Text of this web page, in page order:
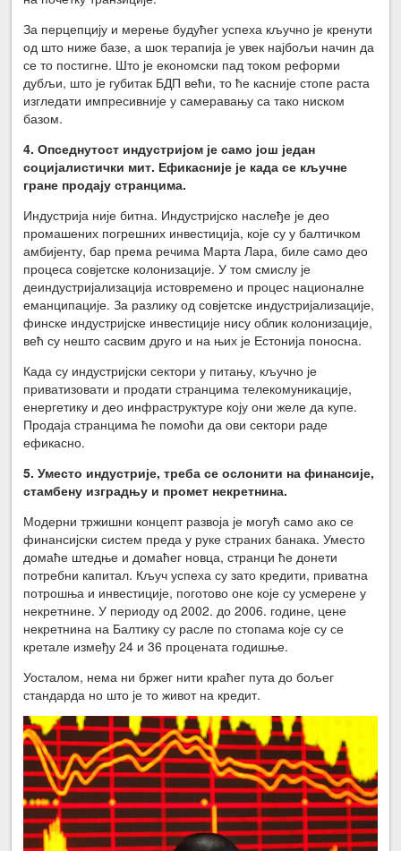
За перцепцију и мерење будућег успеха кључно је кренути
од што ниже базе, а шок терапија је увек најбољи начин да
се то постигне. Што је економски пад током реформи
дубљи, што је губитак БДП већи, то ће касније стопе раста
изгледати импресивније у самеравању са тако ниском
базом.
4. Опседнутост индустријом је само још један
социјалистички мит. Ефикасније је када се кључне
гране продају странцима.
Индустрија није битна. Индустријско наслеђе је део
промашених погрешних инвестиција, које су у балтичком
амбијенту, бар према речима Марта Лара, биле само део
процеса совјетске колонизације. У том смислу је
деиндустријализација истовремено и процес националне
еманципације. За разлику од совјетске индустријализације,
финске индустријске инвестиције нису облик колонизације,
већ су нешто сасвим друго и на њих је Естонија поносна.
Када су индустријски сектори у питању, кључно је
приватизовати и продати странцима телекомуникације,
енергетику и део инфраструктуре коју они желе да купе.
Продаја странцима ће помоћи да ови сектори раде
ефикасно.
5. Уместо индустрије, треба се ослонити на финансије,
стамбену изградњу и промет некретнина.
Модерни тржишни концепт развоја је могућ само ако се
финансијски систем преда у руке страних банака. Уместо
домаће штедње и домаћег новца, странци ће донети
потребни капитал. Кључ успеха су зато кредити, приватна
потрошња и инвестиције, поготово оне које су усмерене у
некретнине. У периоду од 2002. до 2006. године, цене
некретнина на Балтику су расле по стопама које су се
кретале између 24 и 36 процената годишње.
Уосталом, нема ни бржег нити краћег пута до бољег
стандарда но што је то живот на кредит.